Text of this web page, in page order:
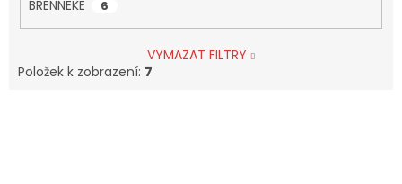
BRENNEKE 6
VYMAZAT FILTRY
Položek k zobrazení: 7